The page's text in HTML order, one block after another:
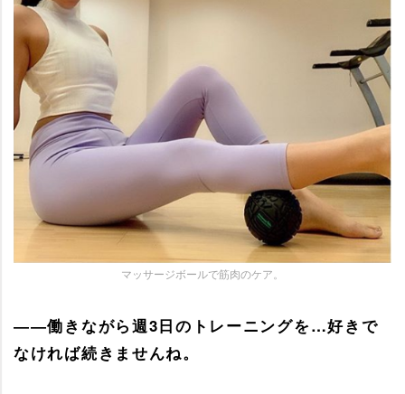
マッサージボールで筋肉のケア。
――働きながら週3日のトレーニングを…好きで
なければ続きませんね。